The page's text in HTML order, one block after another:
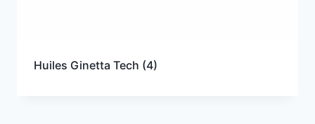
Huiles Ginetta Tech (4)